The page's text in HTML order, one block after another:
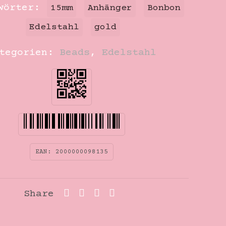
EAN: 2000000098135
Beads , Edelstahl
15mm Anhänger
Bonbon
Edelstahl
gold
Share